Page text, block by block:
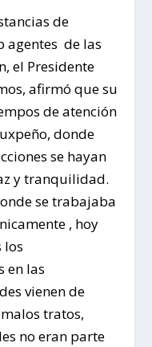
de
agentes de las
el Presidente
afirmó que su
de atención
donde
se hayan
y tranquilidad.
se trabajaba
, hoy
los
en las
vienen de
tratos,
no eran parte